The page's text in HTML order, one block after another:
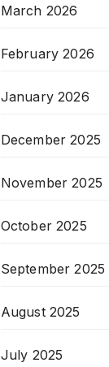
March 2026
February 2026
January 2026
December 2025
November 2025
October 2025
September 2025
August 2025
July 2025